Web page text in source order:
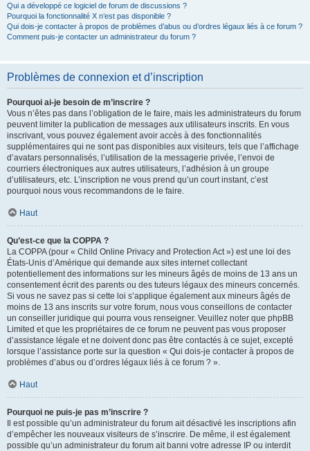
Qui a développé ce logiciel de forum de discussions ?
Pourquoi la fonctionnalité X n’est pas disponible ?
Qui dois-je contacter à propos de problèmes d’abus ou d’ordres légaux liés à ce forum ?
Comment puis-je contacter un administrateur du forum ?
Problèmes de connexion et d’inscription
Pourquoi ai-je besoin de m’inscrire ?
Vous n’êtes pas dans l’obligation de le faire, mais les administrateurs du forum
peuvent limiter la publication de messages aux utilisateurs inscrits. En vous
inscrivant, vous pouvez également avoir accès à des fonctionnalités
supplémentaires qui ne sont pas disponibles aux visiteurs, tels que l’affichage
d’avatars personnalisés, l’utilisation de la messagerie privée, l’envoi de
courriers électroniques aux autres utilisateurs, l’adhésion à un groupe
d’utilisateurs, etc. L’inscription ne vous prend qu’un court instant, c’est
pourquoi nous vous recommandons de le faire.
Haut
Qu’est-ce que la COPPA ?
La COPPA (pour « Child Online Privacy and Protection Act ») est une loi des
États-Unis d’Amérique qui demande aux sites internet collectant
potentiellement des informations sur les mineurs âgés de moins de 13 ans un
consentement écrit des parents ou des tuteurs légaux des mineurs concernés.
Si vous ne savez pas si cette loi s’applique également aux mineurs âgés de
moins de 13 ans inscrits sur votre forum, nous vous conseillons de contacter
un conseiller juridique qui pourra vous renseigner. Veuillez noter que phpBB
Limited et que les propriétaires de ce forum ne peuvent pas vous proposer
d’assistance légale et ne doivent donc pas être contactés à ce sujet, excepté
lorsque l’assistance porte sur la question « Qui dois-je contacter à propos de
problèmes d’abus ou d’ordres légaux liés à ce forum ? ».
Haut
Pourquoi ne puis-je pas m’inscrire ?
Il est possible qu’un administrateur du forum ait désactivé les inscriptions afin
d’empêcher les nouveaux visiteurs de s’inscrire. De même, il est également
possible qu’un administrateur du forum ait banni votre adresse IP ou interdit